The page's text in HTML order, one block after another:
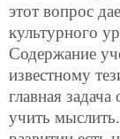
этот вопрос
культурного
Содержание
известному
главная
учить